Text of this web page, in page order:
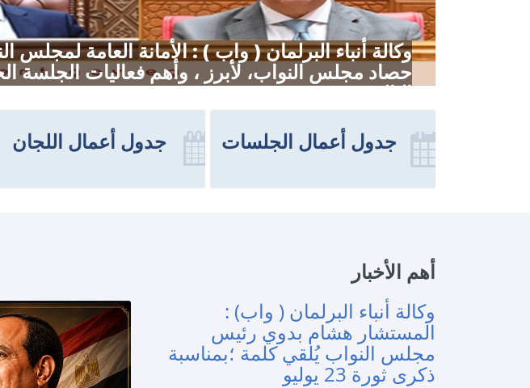
وكالة أنباء البرلمان ( واب ) : الأمانة العامة
حصاد مجلس النواب، لأبرز ، وأهم فعاليات الجلسة
الثالث .....
جدول أعمال الجلسات
جدول أعمال اللجان
أهم الأخبار
وكالة أنباء البرلمان ( واب) :
المستشار هشام بدوي رئيس
مجلس النواب يُلقي كلمة ؛بمناسبة
ذكرى ثورة 23 يوليو